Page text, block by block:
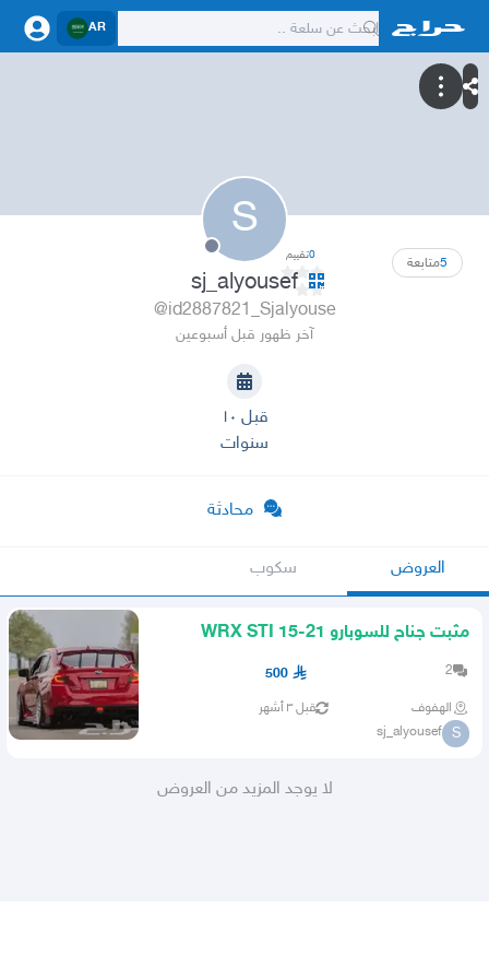
AR
S
5متابعة 0تقييم
sj_alyousef
@id2887821_Sjalyouse
آخر ظهور قبل أسبوعين
قبل ١٠
سنوات
محادثة
العروض سكوب
مثبت جناح للسوبارو WRX STI 15-21
2
500
الهفوف قبل ٣ أشهر
S
sj_alyousef
لا يوجد المزيد من العروض